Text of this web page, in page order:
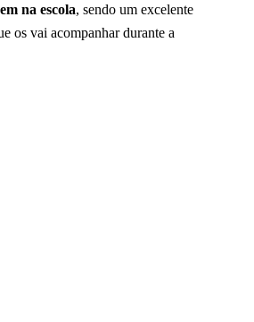
na escola, sendo um excelente
os vai acompanhar durante a